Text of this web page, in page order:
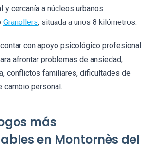
y cercanía a núcleos urbanos
Granollers, situada a unos 8 kilómetros.
con apoyo psicológico profesional
afrontar problemas de ansiedad,
conflictos familiares, dificultades de
cambio personal.
más
en Montornès del